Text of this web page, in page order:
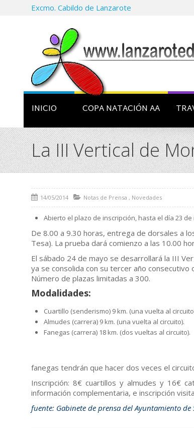
Excmo. Cabildo de Lanzarote
INICIO COPA NATACIÓN AA
La III Vertical de
14/05/2014 Notas de Prensa , Novedades
Abierto el plazo de inscripción, hasta el día 23
De 8.00 a 9.30 horas, entrega de dorsales a
Tesa). La prueba dará comienzo a las 10.00
El sábado 24 de mayo se desarrollará la III
ya se consolida con su tercer año
Número de plazas limitadas a 300.
Modalidades:
Cuartillo (senderismo) 9 km. (una vuelta al
Almudes (carrera) 9 km. (una vuelta al circuito).
Fanegas (carrera) 18 km. (dos vueltas al circuito).
fanegas tendrán que hacer dos veces el
Inscripción: 8€ cuartillos y almudes y 16€
información complementaria, e inscripción
fuente: Gabinete de prensa del Ayuntamiento de